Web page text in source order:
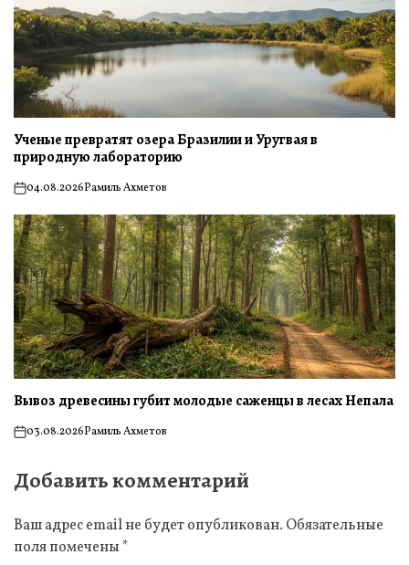
Ученые превратят озера Бразилии и Уругвая в
природную лабораторию
on04.08.2026Рамиль Ахметов
Вывоз древесины губит молодые саженцы в лесах Непала
on03.08.2026Рамиль Ахметов
Добавить комментарий
Ваш адрес email не будет опубликован. Обязательные
поля помечены*